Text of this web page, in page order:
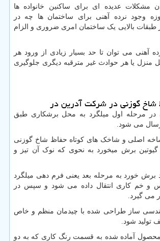
مشکلات عدیده ای برای ساکنین خانواده ها
وجود نرده آهنی برای ساختمان ها چه در
در طبقات بالایی یک ساختمان امری ضروری و الزام
آهنی می توان تا حد بسیار زیادی از ورود هر
منزل یا هر حوادث غیر مترقبه دیگری جلوگیری
شاخ گوزنی در شرکت آدرین در
در مرحله اول میلگرد به محل برشکاری طبق
می شود.
اصلی و شاخک های کوتاه حفاظ شاخ گوزنی
برش میخورد به نحوی که نوک آن تیز و
برش خورد به مرحله بعد یعنی فرم دهی میلگرد
و خم کاری انتقال داده می شود و سپس در
می گیرد.
ساز طراحی شده با چیدمان منظم و خاص
تولید شود.
آماده شده به قسمت رنگ کاری که به دو